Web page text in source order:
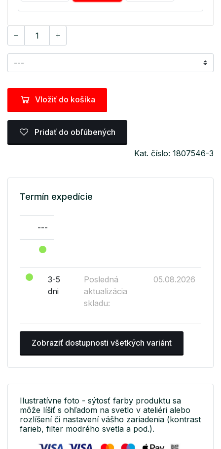
Vložiť do košíka
Pridať do obľúbených
Kat. číslo: 1807546-3
Termín expedície
---
3-5
dni
Posledná
aktualizácia
skladu:
05.08.2026
Zobraziť dostupnosti všetkých variánt
Ilustratívne foto - sýtosť farby produktu sa
môže líšiť s ohľadom na svetlo v ateliéri alebo
rozlíšení či nastavení vášho zariadenia (kontrast
farieb, filter modrého svetla a pod.).